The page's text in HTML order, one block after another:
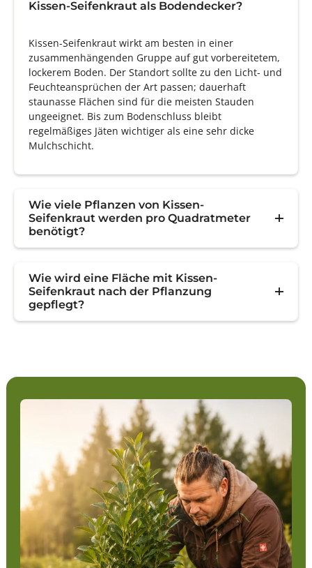
Kissen-Seifenkraut als Bodendecker?
Kissen-Seifenkraut wirkt am besten in einer
zusammenhängenden Gruppe auf gut vorbereitetem,
lockerem Boden. Der Standort sollte zu den Licht- und
Feuchteansprüchen der Art passen; dauerhaft
staunasse Flächen sind für die meisten Stauden
ungeeignet. Bis zum Bodenschluss bleibt
regelmäßiges Jäten wichtiger als eine sehr dicke
Mulchschicht.
Wie viele Pflanzen von Kissen-
Seifenkraut werden pro Quadratmeter
benötigt?
Wie wird eine Fläche mit Kissen-
Seifenkraut nach der Pflanzung
gepflegt?